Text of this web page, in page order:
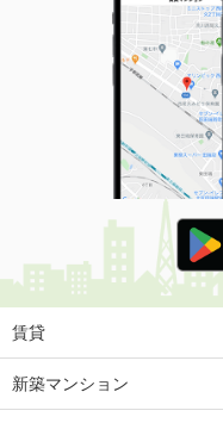
賃貸
新築マンション